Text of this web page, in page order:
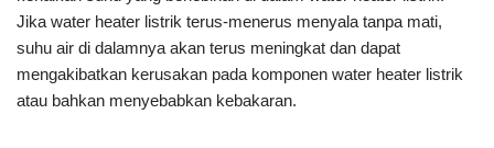
Jika water heater listrik terus-menerus menyala tanpa mati,
suhu air di dalamnya akan terus meningkat dan dapat
mengakibatkan kerusakan pada komponen water heater listrik
atau bahkan menyebabkan kebakaran.